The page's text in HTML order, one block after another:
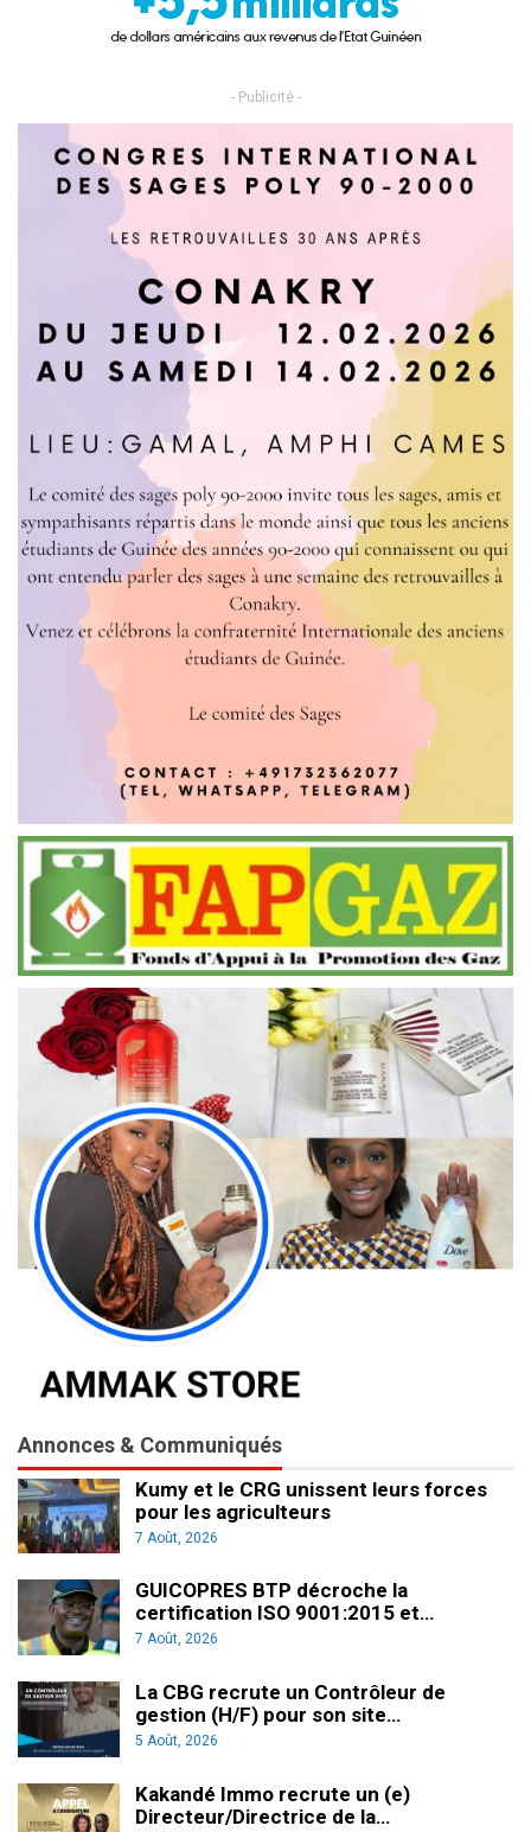
- Publicité -
Annonces & Communiqués
Kumy et le CRG unissent leurs forces
pour les agriculteurs
7 Août, 2026
GUICOPRES BTP décroche la
certification ISO 9001:2015 et…
7 Août, 2026
La CBG recrute un Contrôleur de
gestion (H/F) pour son site…
5 Août, 2026
Kakandé Immo recrute un (e)
Directeur/Directrice de la…